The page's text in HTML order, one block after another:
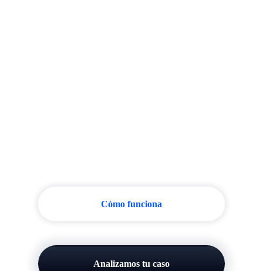
Cómo funciona
Analizamos tu caso